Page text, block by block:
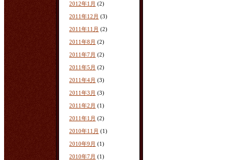
2012年1月 (2)
2011年12月 (3)
2011年11月 (2)
2011年8月 (2)
2011年7月 (2)
2011年5月 (2)
2011年4月 (3)
2011年3月 (3)
2011年2月 (1)
2011年1月 (2)
2010年11月 (1)
2010年9月 (1)
2010年7月 (1)